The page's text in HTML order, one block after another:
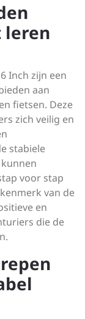
Inch zijn een
aan
fietsen. Deze
zich veilig en
stabiele
voor stap
van de
en
die de